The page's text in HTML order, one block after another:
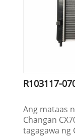
R103117-
Ang mataas
Changan
tagagawa ng